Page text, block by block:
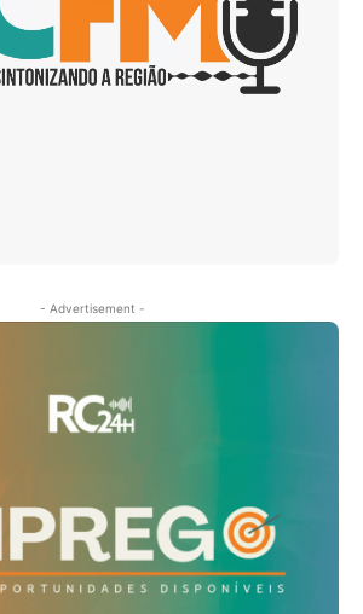
- Advertisement -